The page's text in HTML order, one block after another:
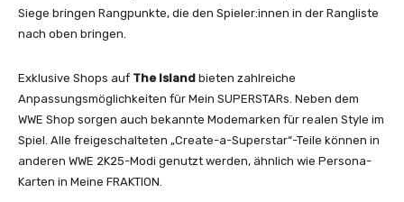
Siege bringen Rangpunkte, die den Spieler:innen in der Rangliste
nach oben bringen.
Exklusive Shops auf The Island bieten zahlreiche
Anpassungsmöglichkeiten für Mein SUPERSTARs. Neben dem
WWE Shop sorgen auch bekannte Modemarken für realen Style im
Spiel. Alle freigeschalteten „Create-a-Superstar“-Teile können in
anderen WWE 2K25-Modi genutzt werden, ähnlich wie Persona-
Karten in Meine FRAKTION.